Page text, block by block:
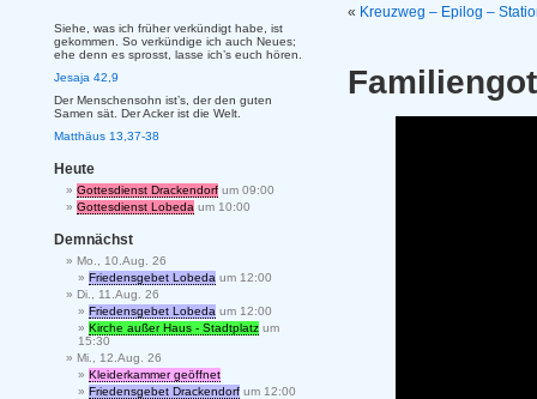
« Kreuzweg – Epilog –
Siehe, was ich früher verkündigt habe, ist
gekommen. So verkündige ich auch Neues;
ehe denn es sprosst, lasse ich’s euch hören.
Jesaja 42,9
Der Menschensohn ist’s, der den guten
Samen sät. Der Acker ist die Welt.
Matthäus 13,37-38
Heute
Gottesdienst Drackendorf um 09:00
Gottesdienst Lobeda um 10:00
Demnächst
Mo., 10.Aug. 26
Friedensgebet Lobeda um 12:00
Di., 11.Aug. 26
Friedensgebet Lobeda um 12:00
Kirche außer Haus - Stadtplatz um
15:30
Mi., 12.Aug. 26
Kleiderkammer geöffnet
Friedensgebet Drackendorf um 12:00